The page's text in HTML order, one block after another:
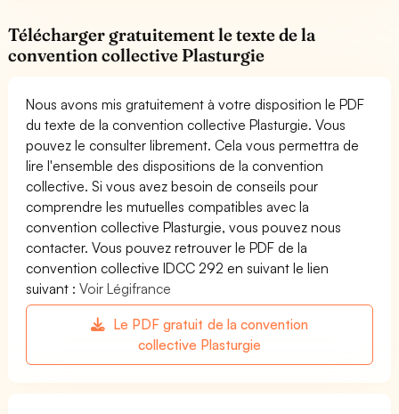
Télécharger gratuitement le texte de la
convention collective Plasturgie
Nous avons mis gratuitement à votre disposition le PDF
du texte de la convention collective Plasturgie. Vous
pouvez le consulter librement. Cela vous permettra de
lire l'ensemble des dispositions de la convention
collective. Si vous avez besoin de conseils pour
comprendre les mutuelles compatibles avec la
convention collective Plasturgie, vous pouvez nous
contacter. Vous pouvez retrouver le PDF de la
convention collective IDCC 292 en suivant le lien
suivant :Voir Légifrance
Le PDF gratuit de la convention
collective Plasturgie